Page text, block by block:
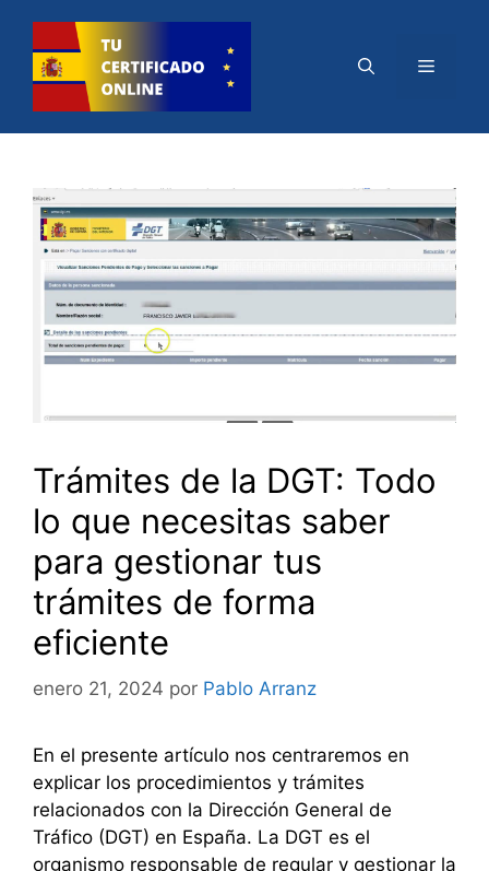
contenido
Menú
Trámites de la DGT: Todo
lo que necesitas saber
para gestionar tus
trámites de forma
eficiente
enero 21, 2024 por Pablo Arranz
En el presente artículo nos centraremos en
explicar los procedimientos y trámites
relacionados con la Dirección General de
Tráfico (DGT) en España. La DGT es el
organismo responsable de regular y gestionar la